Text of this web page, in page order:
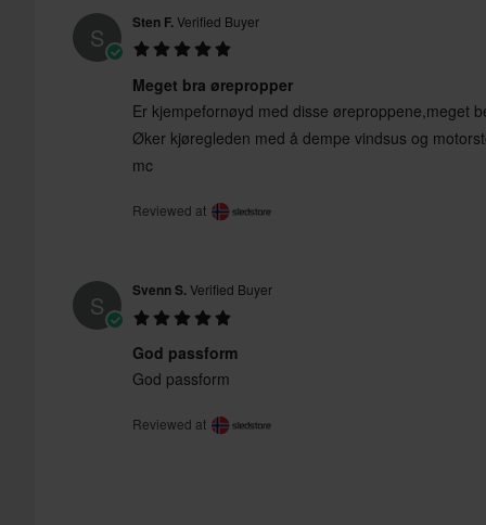
S Sten F.Verified Buyer
Meget bra ørepropper
Er kjempefornøyd med disse øreproppene,meget
Øker kjøregleden med å dempe vindsus og
mc
Reviewed at
S Svenn S.Verified Buyer
God passform
God passform
Reviewed at